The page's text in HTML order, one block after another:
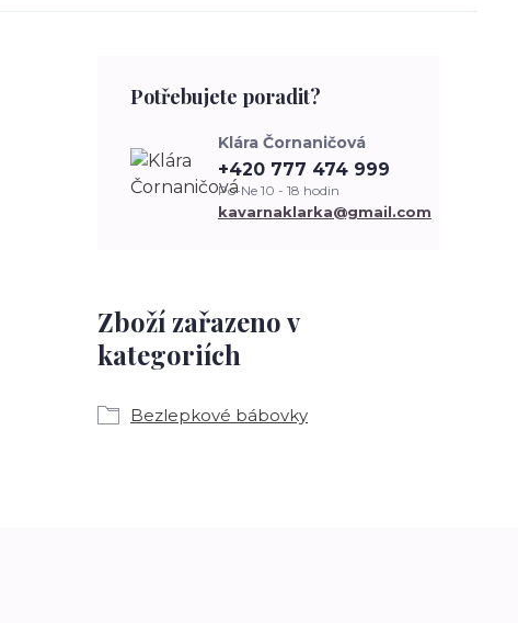
Zboží zařazeno v
kategoriích
Bezlepkové bábovky
Potřebujete poradit?
Klára Čornaničová
+420 777 474 999
Po-Ne 10 - 18 hodin
kavarnaklarka@gmail.com